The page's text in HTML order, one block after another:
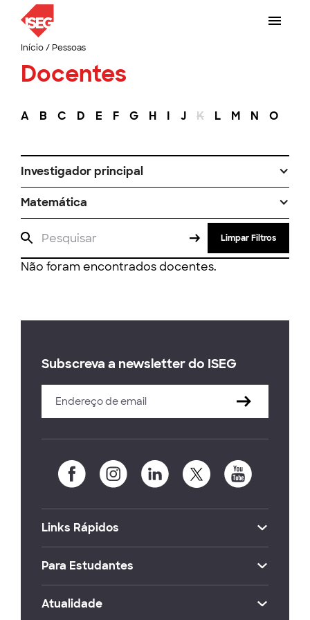
Início/ Pessoas
Docentes
A B C D E F G H I J K L M N O
Investigador principal
Matemática
Limpar Filtros
Não foram encontrados docentes.
Subscreva a newsletter do ISEG
Links Rápidos
Para Estudantes
Atualidade